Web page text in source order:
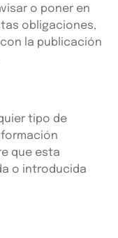
o poner en
obligaciones,
la publicación
tipo de
que esta
o introducida